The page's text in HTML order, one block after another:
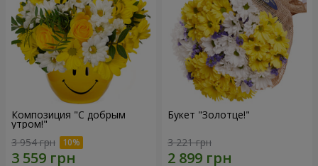
Композиция "С добрым
утром!"
3 954 грн
Букет "Золотце!"
3 221 грн